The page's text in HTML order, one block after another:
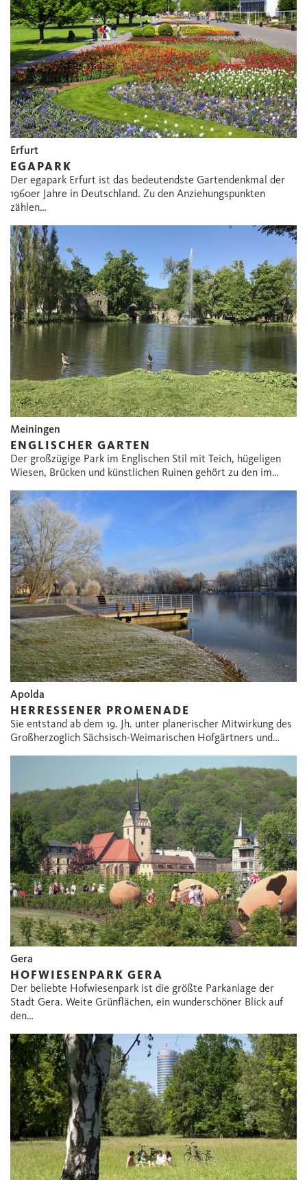
Erfurt
EGAPARK
Der egapark Erfurt ist das bedeutendste Gartendenkmal der
1960er Jahre in Deutschland. Zu den Anziehungspunkten
zählen…
Meiningen
ENGLISCHER GARTEN
Der großzügige Park im Englischen Stil mit Teich, hügeligen
Wiesen, Brücken und künstlichen Ruinen gehört zu den im…
Apolda
HERRESSENER PROMENADE
Sie entstand ab dem 19. Jh. unter planerischer Mitwirkung des
Großherzoglich Sächsisch-Weimarischen Hofgärtners und…
Gera
HOFWIESENPARK GERA
Der beliebte Hofwiesenpark ist die größte Parkanlage der
Stadt Gera. Weite Grünflächen, ein wunderschöner Blick auf
den…